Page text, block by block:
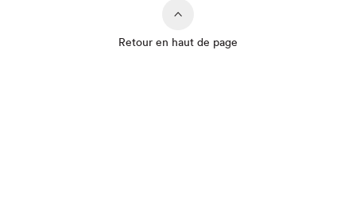
Retour en haut de page